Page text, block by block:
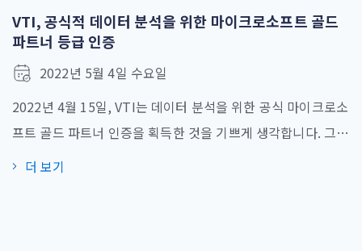
은 산업 분야에서 4.0 시대의 새로운 문제를 해결하여 운영 체
인을 관리하고 정보 보안을 강화하려는 목적으로 탄생하였다.
FaceX는 업무 효율성을 높이고 오류를 제한하며 위험을 줄
여 기업이 비즈니스 및 제품 개발에 집중할 수 있도록 지원한
다. FaceX는 향후 뛰어난 개발 목표를 가지고 베트남 시장에
서 선도적인 안면 인식 관리 생태계를 위한 종합적인 솔루션
이 되는 것을 목표로 한다. FaceX는 고객을 위한 효과적이고 경
VTI, 공식적 데이터 분석을 위한 마이크로소프트 골드
파트너 등급 인증
2022년 5월 4일 수요일
2022년 4월 15일, VTI는 데이터 분석을 위한 공식 마이크로소
프트 골드 파트너 인증을 획득한 것을 기쁘게 생각합니다. 그
이전에 VTI는 아마존엡서비스 어드밴스드 파트너(AWS
더 보기